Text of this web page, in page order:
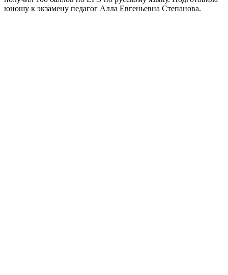
юношу к экзамену педагог Алла Евгеньевна Степанова.